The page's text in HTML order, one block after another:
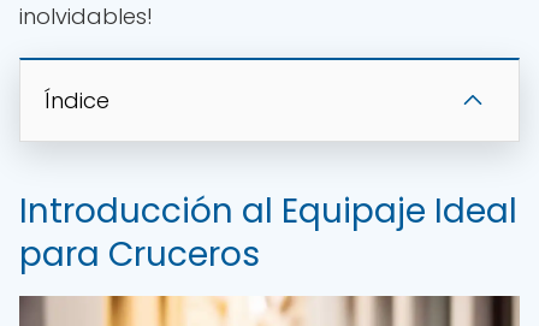
inolvidables!
Índice
Introducción al Equipaje Ideal
para Cruceros